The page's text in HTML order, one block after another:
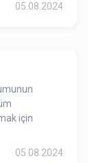
05.08.2024
için
05.08.2024